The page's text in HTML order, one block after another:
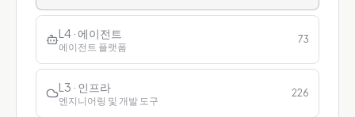
L4 · 에이전트
에이전트 플랫폼
73
L3 · 인프라
엔지니어링 및 개발 도구
226